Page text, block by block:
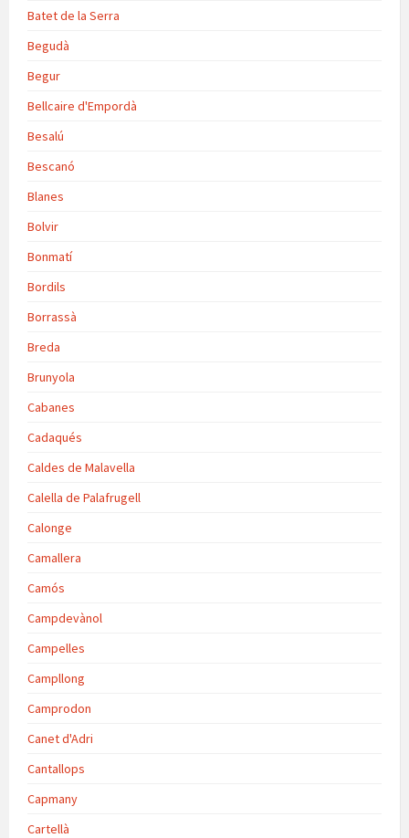
Batet de la Serra
Begudà
Begur
Bellcaire d'Empordà
Besalú
Bescanó
Blanes
Bolvir
Bonmatí
Bordils
Borrassà
Breda
Brunyola
Cabanes
Cadaqués
Caldes de Malavella
Calella de Palafrugell
Calonge
Camallera
Camós
Campdevànol
Campelles
Campllong
Camprodon
Canet d'Adri
Cantallops
Capmany
Cartellà